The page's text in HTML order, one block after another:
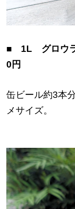
■ 1L グロウラ
0円
缶ビール約3本
メサイズ。